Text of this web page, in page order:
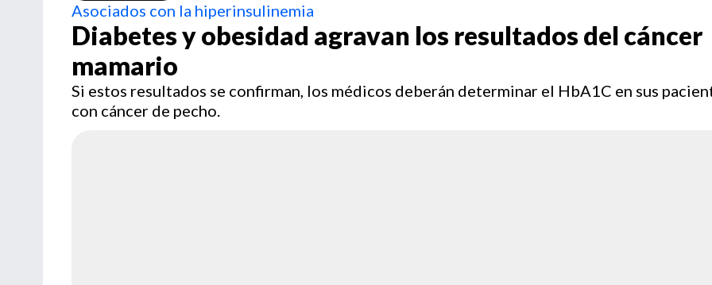
Asociados con la hiperinsulinemia
Diabetes y obesidad agravan los resultados del cáncer
mamario
Si estos resultados se confirman, los médicos deberán determinar el HbA1C en sus
con cáncer de pecho.